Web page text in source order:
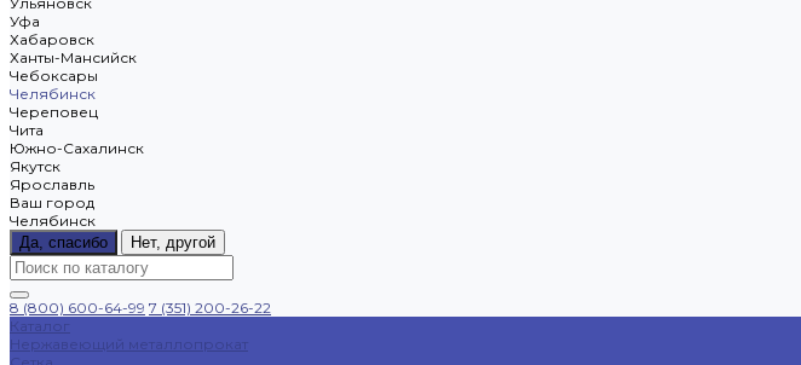
Уфа
Хабаровск
Ханты-Мансийск
Чебоксары
Челябинск
Череповец
Чита
Южно-Сахалинск
Якутск
Ярославль
Ваш город
Челябинск
Да, спасибо
Нет, другой
8 (800) 600-64-99 7 (351) 200-26-22
Каталог
Нержавеющий металлопрокат